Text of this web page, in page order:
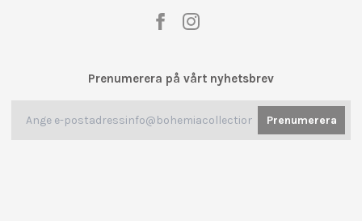
Prenumerera på vårt nyhetsbrev
Prenumerera